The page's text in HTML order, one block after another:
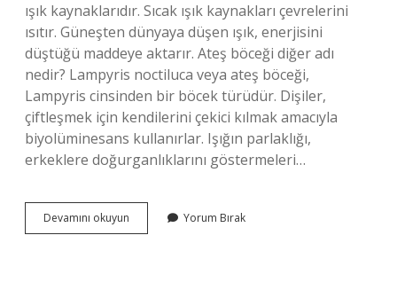
ışık kaynaklarıdır. Sıcak ışık kaynakları çevrelerini
ısıtır. Güneşten dünyaya düşen ışık, enerjisini
düştüğü maddeye aktarır. Ateş böceği diğer adı
nedir? Lampyris noctiluca veya ateş böceği,
Lampyris cinsinden bir böcek türüdür. Dişiler,
çiftleşmek için kendilerini çekici kılmak amacıyla
biyolüminesans kullanırlar. Işığın parlaklığı,
erkeklere doğurganlıklarını göstermeleri…
Devamını okuyun
Insanları
Yorum Bırak